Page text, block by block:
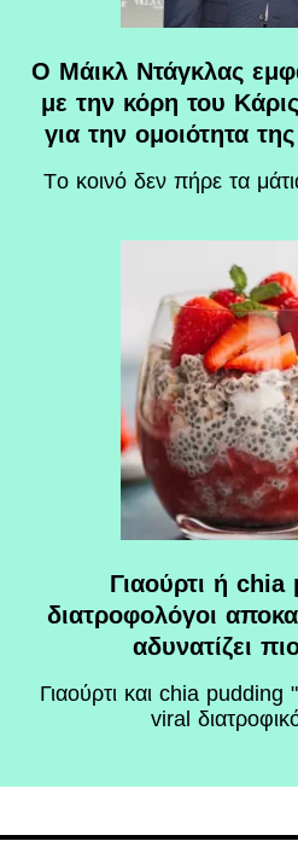
Ο Μάικλ Ντάγκλας
με την κόρη του
για την ομοιότητα
Tο κοινό δεν πήρε τα
Γιαούρτι ή
διατροφολόγοι
αδυνατίζει
Γιαούρτι και chia
viral